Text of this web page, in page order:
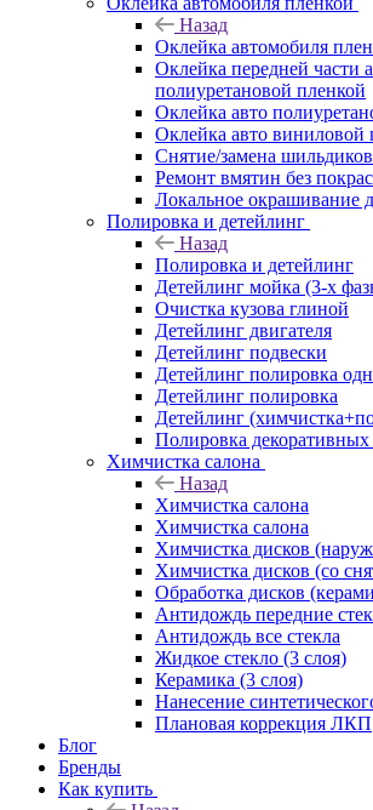
Назад
Оклейка автомобиля
Оклейка передней части
полиуретановой пленкой
Оклейка авто
Оклейка авто виниловой
Снятие/замена шильдиков
Ремонт вмятин без
Локальное окрашивание
Полировка и детейлинг
Назад
Полировка и детейлинг
Детейлинг мойка (3-х
Очистка кузова глиной
Детейлинг двигателя
Детейлинг подвески
Детейлинг полировка
Детейлинг полировка
Детейлинг
Полировка декоративных
Химчистка салона
Назад
Химчистка салона
Химчистка салона
Химчистка дисков
Химчистка дисков (со
Обработка дисков
Антидождь передние
Антидождь все стекла
Жидкое стекло (3 слоя)
Керамика (3 слоя)
Нанесение
Плановая коррекция ЛКП
Блог
Бренды
Как купить